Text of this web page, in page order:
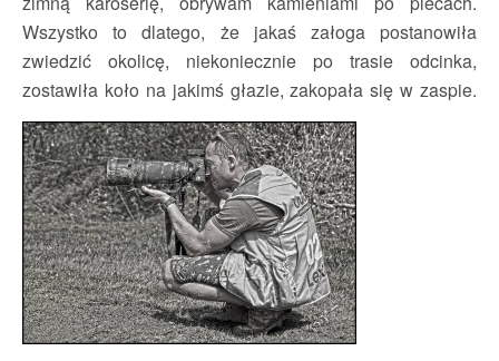
Wszystko to dlatego, że jakaś załoga postanowiła
zwiedzić okolicę, niekoniecznie po trasie odcinka,
zostawiła koło na jakimś głazie, zakopała się w zaspie.